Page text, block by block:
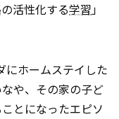
活性化する学習」
にホームステイした
や、その家の子ど
とになったエピソ